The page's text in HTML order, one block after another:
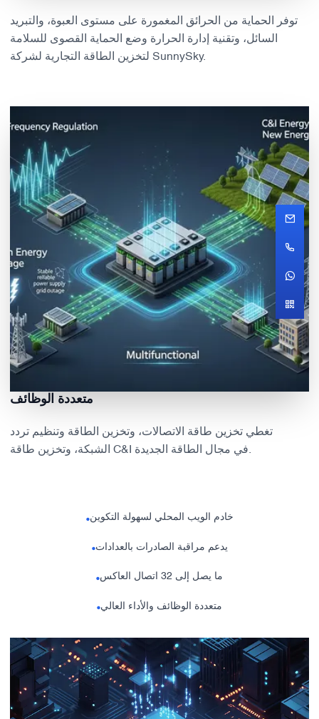
توفر الحماية من الحرائق المغمورة على مستوى العبوة، والتبريد
السائل، وتقنية إدارة الحرارة وضع الحماية القصوى للسلامة
لتخزين الطاقة التجارية لشركة SunnySky.
متعددة الوظائف
تغطي تخزين طاقة الاتصالات، وتخزين الطاقة وتنظيم تردد
الشبكة، وتخزين طاقة C&I في مجال الطاقة الجديدة.
•خادم الويب المحلي لسهولة التكوين
•يدعم مراقبة الصادرات بالعدادات
• ما يصل إلى 32 اتصال العاكس
•متعددة الوظائف والأداء العالي